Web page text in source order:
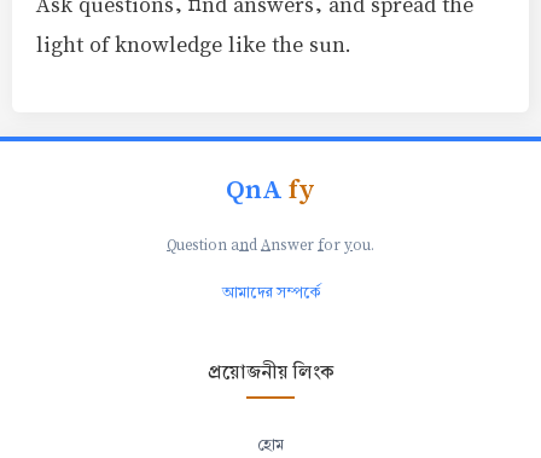
light of knowledge like the sun.
QnAfy
Question andAnswer foryou.
আমাদের সম্পর্কে
প্রয়োজনীয় লিংক
হোম